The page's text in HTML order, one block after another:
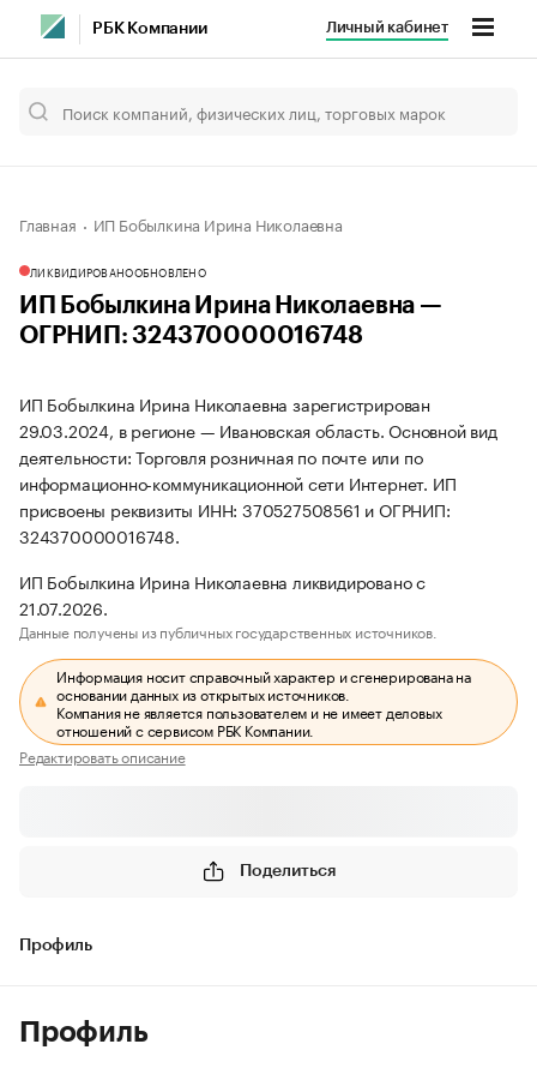
РБК Компании Личный кабинет
Главная ИП Бобылкина Ирина Николаевна
ЛИКВИДИРОВАНООБНОВЛЕНО
ИП Бобылкина Ирина Николаевна —
ОГРНИП: 324370000016748
ИП Бобылкина Ирина Николаевна зарегистрирован
29.03.2024, в регионе — Ивановская область. Основной вид
деятельности: Торговля розничная по почте или по
информационно-коммуникационной сети Интернет. ИП
присвоены реквизиты ИНН: 370527508561 и ОГРНИП:
324370000016748.
ИП Бобылкина Ирина Николаевна ликвидировано с
21.07.2026.
Данные получены из публичных государственных источников.
Информация носит справочный характер и сгенерирована на
основании данных из открытых источников.
Компания не является пользователем и не имеет деловых
отношений с сервисом РБК Компании.
Редактировать описание
Поделиться
Профиль
Профиль